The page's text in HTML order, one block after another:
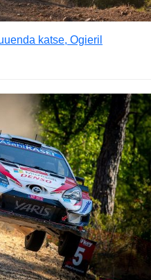
katse, Ogieril